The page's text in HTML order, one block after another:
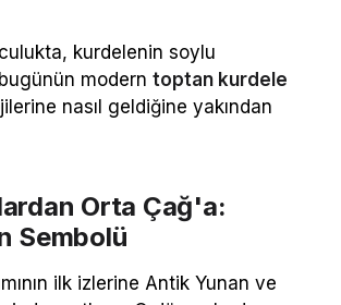
kurdelenin soylu
modern toptan kurdele
nasıl geldiğine yakından
Orta Çağ'a:
Sembolü
ilk izlerine Antik Yunan ve